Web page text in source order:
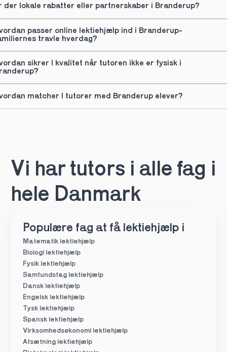
der lokale rabatter eller partnerskaber i Branderup?
passer online lektiehjælp ind i Branderup-
travle hverdag?
sikrer I kvalitet når tutoren ikke er fysisk i
matcher I tutorer med Branderup elever?
Vi har tutors i alle fag i
hele Danmark
Populære fag at få lektiehjælp i
Matematik lektiehjælp
Biologi lektiehjælp
Fysik lektiehjælp
Samfundsfag lektiehjælp
Dansk lektiehjælp
Engelsk lektiehjælp
Tysk lektiehjælp
Spansk lektiehjælp
Virksomhedsøkonomi lektiehjælp
Afsætning lektiehjælp